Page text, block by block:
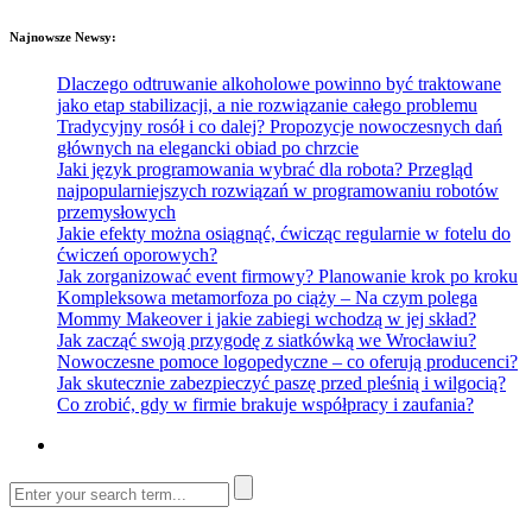
Najnowsze Newsy:
Dlaczego odtruwanie alkoholowe powinno być traktowane
jako etap stabilizacji, a nie rozwiązanie całego problemu
Tradycyjny rosół i co dalej? Propozycje nowoczesnych dań
głównych na elegancki obiad po chrzcie
Jaki język programowania wybrać dla robota? Przegląd
najpopularniejszych rozwiązań w programowaniu robotów
przemysłowych
Jakie efekty można osiągnąć, ćwicząc regularnie w fotelu do
ćwiczeń oporowych?
Jak zorganizować event firmowy? Planowanie krok po kroku
Kompleksowa metamorfoza po ciąży – Na czym polega
Mommy Makeover i jakie zabiegi wchodzą w jej skład?
Jak zacząć swoją przygodę z siatkówką we Wrocławiu?
Nowoczesne pomoce logopedyczne – co oferują producenci?
Jak skutecznie zabezpieczyć paszę przed pleśnią i wilgocią?
Co zrobić, gdy w firmie brakuje współpracy i zaufania?